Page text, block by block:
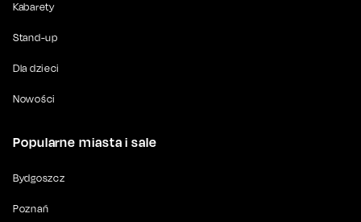
Kabarety
Stand-up
Dla dzieci
Nowości
Popularne miasta i sale
Bydgoszcz
Poznań